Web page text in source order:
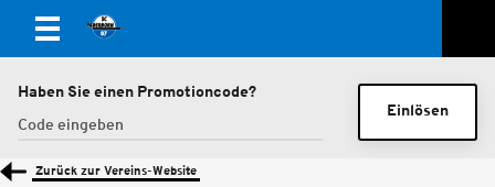
Haben Sie einen Promotioncode?
Einlösen
Zurück zur Vereins-Website